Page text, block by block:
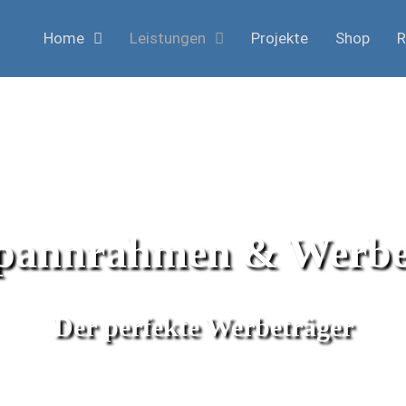
Home Leistungen Projekte Shop
&
Der perfekte Werbeträger